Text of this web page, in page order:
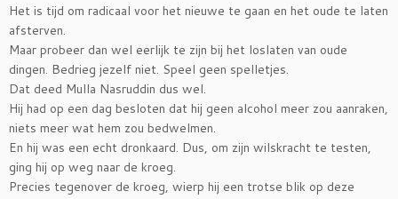
Het is tijd om radicaal voor het nieuwe te gaan en het oude te laten
afsterven.
Maar probeer dan wel eerlijk te zijn bij het loslaten van oude
dingen. Bedrieg jezelf niet. Speel geen spelletjes.
Dat deed Mulla Nasruddin dus wel.
Hij had op een dag besloten dat hij geen alcohol meer zou aanraken,
niets meer wat hem zou bedwelmen.
En hij was een echt dronkaard. Dus, om zijn wilskracht te testen,
ging hij op weg naar de kroeg.
Precies tegenover de kroeg, wierp hij een trotse blik op deze